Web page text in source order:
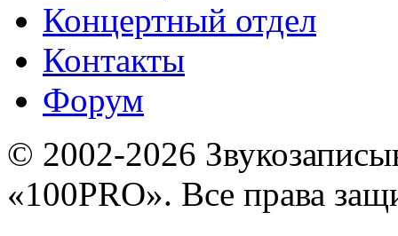
Концертный отдел
Контакты
Форум
© 2002-2026
«100PRO». Все права